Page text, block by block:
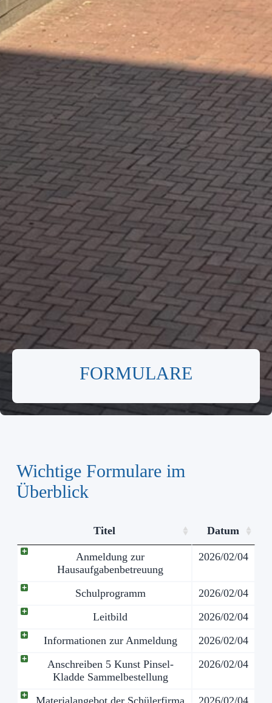
FORMULARE
Wichtige Formulare im
Überblick
Titel Datum
Anmeldung zur
Hausaufgabenbetreuung
2026/02/04
Schulprogramm
2026/02/04
Leitbild
2026/02/04
Informationen zur Anmeldung
2026/02/04
Anschreiben 5 Kunst Pinsel-
Kladde Sammelbestellung
2026/02/04
Materialangebot der Schülerfirma 2026/02/04